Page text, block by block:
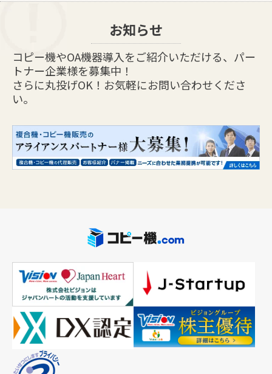
お知らせ
コピー機やOA機器導入をご紹介いただける、パー
トナー企業様を募集中！
さらに丸投げOK！お気軽にお問い合わせくださ
い。